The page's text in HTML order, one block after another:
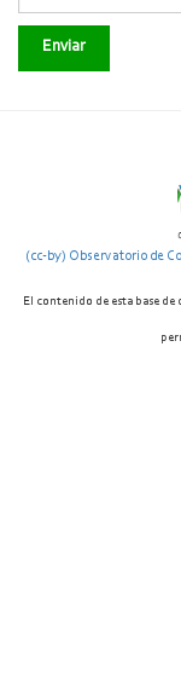
Enviar
(cc-by) Observatorio de
El contenido de esta base